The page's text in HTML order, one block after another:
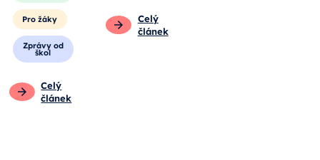
Pro žáky
Zprávy od
škol
Celý
článek
Celý
článek